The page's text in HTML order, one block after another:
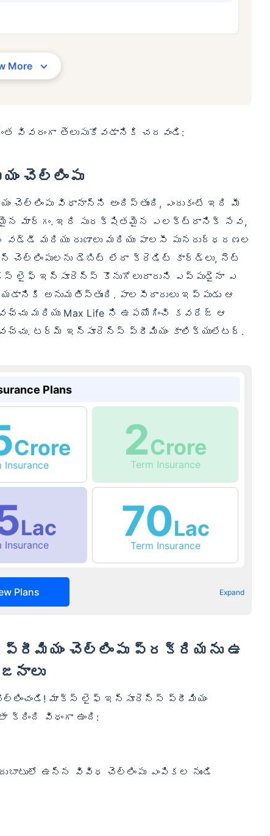
More
వివరంగా తెలుసుకోవడానికి చదవండి:
చెల్లింపు
విధానాన్ని అందిస్తుంది, ఎందుకంటే ఇది మీ
మార్గం. ఇది సురక్షితమైన ఎలక్ట్రానిక్ సేవ,
మరియు రుణాలు మరియు పాలసీ పునరుద్ధరణల
చెల్లింపులను డెబిట్ లేదా క్రెడిట్ కార్డ్‌లు, నెట్
లైఫ్ ఇన్సూరెన్స్ కొనుగోలుదారుని ఎప్పుడైనా ఎ
అనుమతిస్తుంది. పాలసీదారులు ఇప్పుడు ఆ
మరియు Max Life ని ఉపయోగించి కవరేజ్ ఆ
టర్మ్ ఇన్సూరెన్స్ ప్రీమియం కాలిక్యులేటర్.
Plans
Crore
Insurance
2Crore
Term Insurance
Lac
Insurance 70Lac
Term Insurance
Plans Expand
మాక్స్ లైఫ్ ఇన్సూరెన్స్ ప్రీమియం
విధంగా ఉంది:
ఉన్న వివిధ చెల్లింపు ఎంపికల నుండి
నెల* ₹ 630/నెల*
మీ కుటుంబం యొక్క భద్రత కేవలం ఒక అడుగు దూరంలో ఉంది